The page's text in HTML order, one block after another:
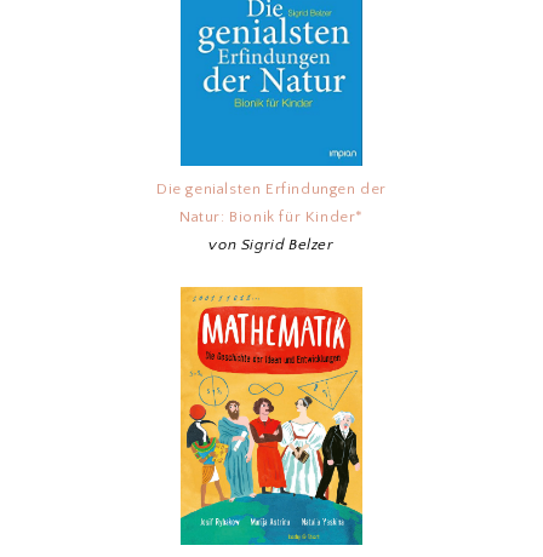
Die genialsten Erfindungen der
Natur: Bionik für Kinder*
von Sigrid Belzer